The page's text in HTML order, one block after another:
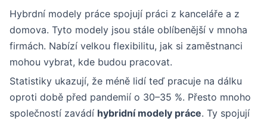
Hybrdní modely práce spojují práci z kanceláře a z
domova. Tyto modely jsou stále oblíbenější v mnoha
firmách. Nabízí velkou flexibilitu, jak si zaměstnanci
mohou vybrat, kde budou pracovat.
Statistiky ukazují, že méně lidí teď pracuje na dálku
oproti době před pandemií o 30–35 %. Přesto mnoho
společností zavádí hybridní modely práce. Ty spojují